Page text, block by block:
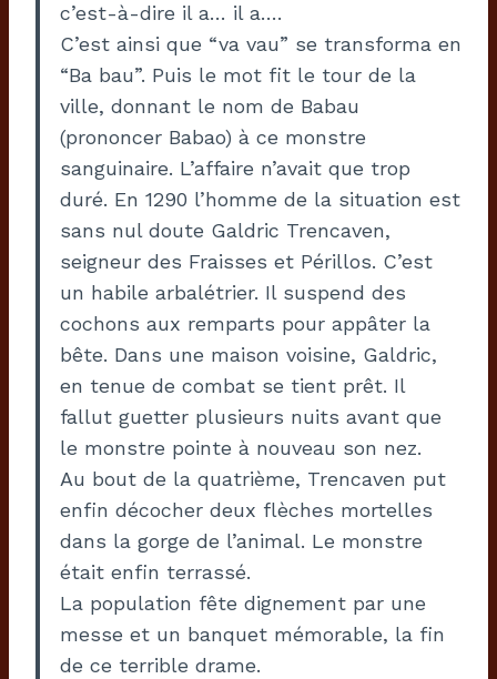
c’est-à-dire il a… il a….
C’est ainsi que “va vau” se transforma en
“Ba bau”. Puis le mot fit le tour de la
ville, donnant le nom de Babau
(prononcer Babao) à ce monstre
sanguinaire. L’affaire n’avait que trop
duré. En 1290 l’homme de la situation est
sans nul doute Galdric Trencaven,
seigneur des Fraisses et Périllos. C’est
un habile arbalétrier. Il suspend des
cochons aux remparts pour appâter la
bête. Dans une maison voisine, Galdric,
en tenue de combat se tient prêt. Il
fallut guetter plusieurs nuits avant que
le monstre pointe à nouveau son nez.
Au bout de la quatrième, Trencaven put
enfin décocher deux flèches mortelles
dans la gorge de l’animal. Le monstre
était enfin terrassé.
La population fête dignement par une
messe et un banquet mémorable, la fin
de ce terrible drame.